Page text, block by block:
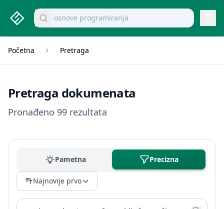
studenti.rs home page
Pretraži dokumente
osnove programiranja
Početna Pretraga
Pretraga dokumenata
Pronađeno 99 rezultata
Pametna Precizna
Najnovije prvo